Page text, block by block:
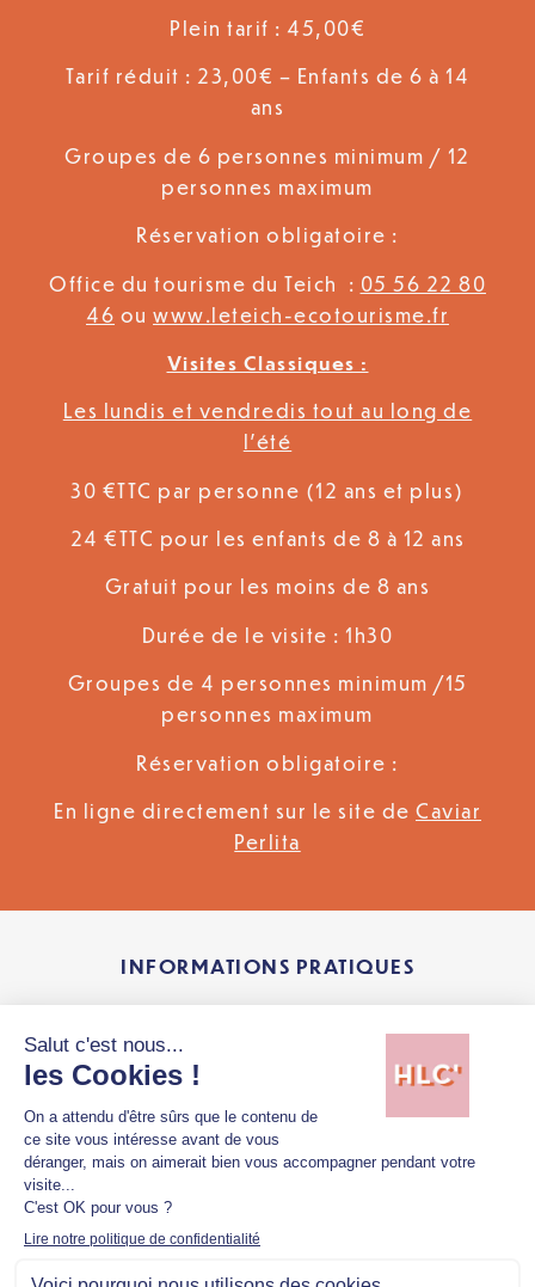
Plein tarif : 45,00€
Tarif réduit : 23,00€ – Enfants de 6 à 14
ans
Groupes de 6 personnes minimum / 12
personnes maximum
Réservation obligatoire :
Office du tourisme du Teich : 05 56 22 80
46 ou www.leteich-ecotourisme.fr
Visites Classiques :
Les lundis et vendredis tout au long de
l’été
30 €TTC par personne (12 ans et plus)
24 €TTC pour les enfants de 8 à 12 ans
Gratuit pour les moins de 8 ans
Durée de le visite : 1h30
Groupes de 4 personnes minimum /15
personnes maximum
Réservation obligatoire :
En ligne directement sur le site de Caviar
Perlita
INFORMATIONS PRATIQUES
Caviar Perlita
Route de Mios Balanos
33470 Le Teich
www.caviar-perlita.com